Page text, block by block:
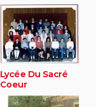
Lycée Du Sacré
Coeur